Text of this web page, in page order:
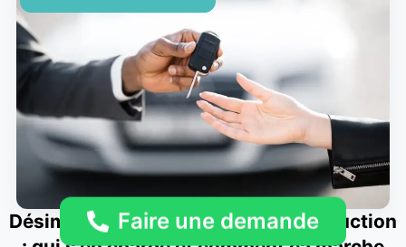
Désimmatriculation SIV après destruction
Faire une demande